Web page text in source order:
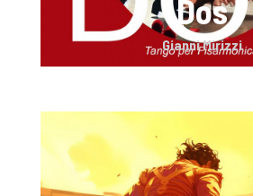
Dos
Gianni Mirizzi